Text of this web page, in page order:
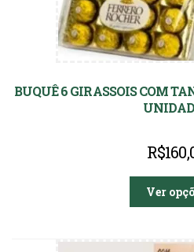
BUQUÊ 6 GIRASSOIS COM
R$
Ver